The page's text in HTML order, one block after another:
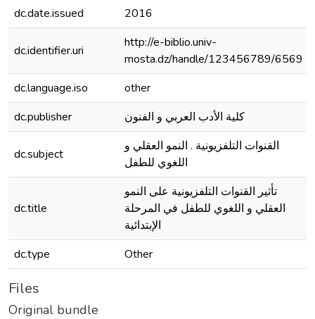
dc.date.issued
2016
dc.identifier.uri
http://e-biblio.univ-
mosta.dz/handle/123456789/6569
dc.language.iso
other
dc.publisher
كلية الأدب العربي و الفنون
dc.subject
القنوات التلفزيونية . النمو العقلي و
اللغوي للطفل
dc.title
تأثير القنوات التلفزيونية على النمو
العقلي و اللغوي للطفل في المرحلة
الإبتدائية
dc.type Other
Files
Original bundle